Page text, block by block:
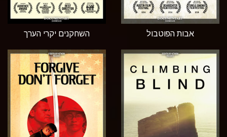
אבות הפוטבול השחקנים יקרי הערך